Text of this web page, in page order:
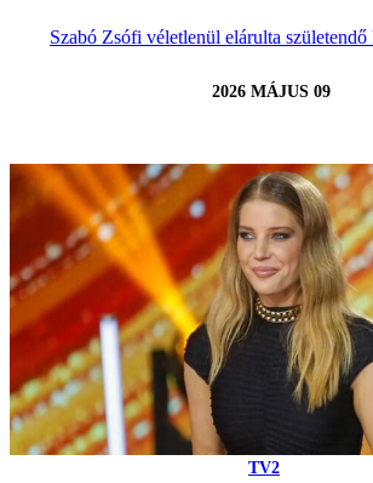
Szabó Zsófi véletlenül elárulta születendő
2026 MÁJUS 09
TV2